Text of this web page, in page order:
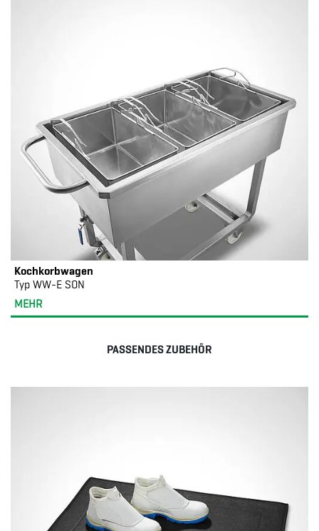
Kochkorbwagen
Typ WW-E SON
MEHR
PASSENDES ZUBEHÖR